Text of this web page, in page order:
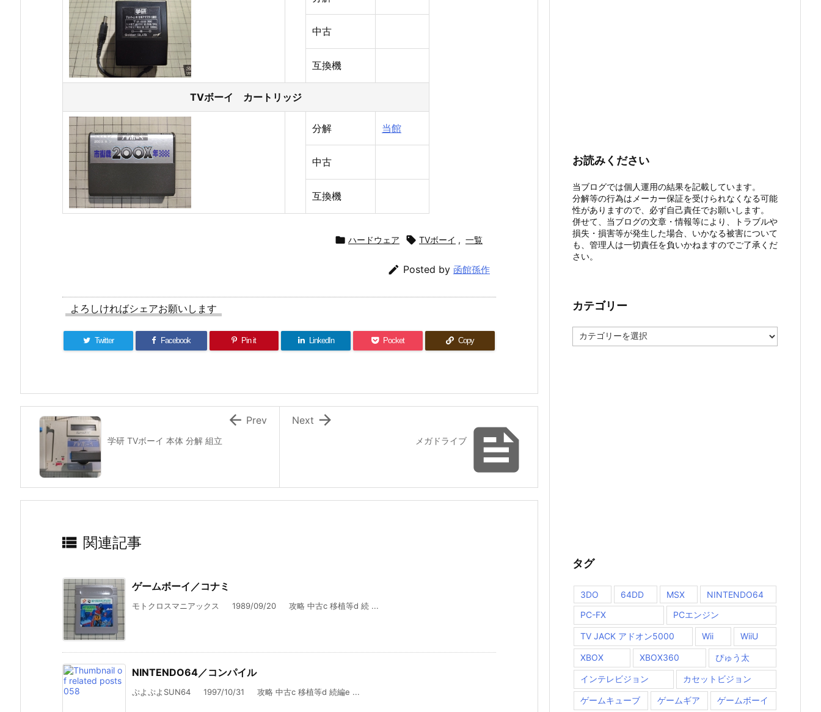
中古
互換機
TVボーイ カートリッジ
分解 当館
中古
互換機
 ハードウェア  TVボーイ , 一覧
 Posted by 函館孫作
よろしければシェアお願いします
Twitter Facebook Pin it LinkedIn Pocket Copy

メガドライブ

Next
学研 TVボーイ 本体 分解 組立
 Prev
 関連記事
ゲームボーイ／コナミ
モトクロスマニアックス 1989/09/20 攻略 中古c 移植等d 続 ...
NINTENDO64／コンパイル
ぷよぷよSUN64 1997/10/31 攻略 中古c 移植等d 続編e ...
お読みください
当ブログでは個人運用の結果を記載しています。
分解等の行為はメーカー保証を受けられなくなる可能
性がありますので、必ず自己責任でお願いします。
併せて、当ブログの文章・情報等により、トラブルや
損失・損害等が発生した場合、いかなる被害について
も、管理人は一切責任を負いかねますのでご了承くだ
さい。
カテゴリー
テ
タグ
3DO 64DD MSX
NINTENDO64
PC-FX
PCエンジン
TV JACK アドオン5000 Wii WiiU
XBOX XBOX360 ぴゅう太
インテレビジョン カセットビジョン
ゲームキューブ ゲームギア ゲームボーイ